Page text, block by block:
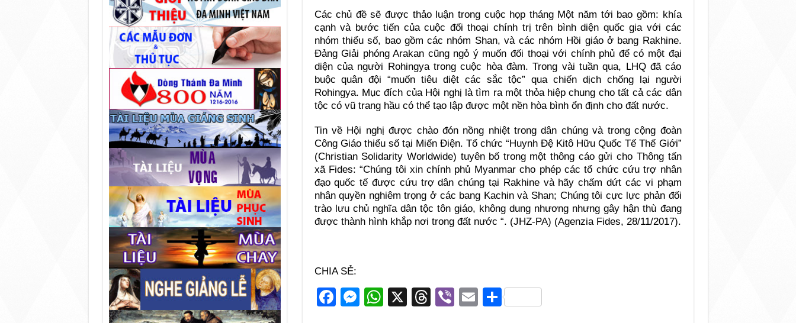
Các chủ đề sẽ được thảo luận trong cuộc họp tháng Một năm tới bao gồm: khía
cạnh và bước tiến của cuộc đối thoại chính trị trên bình diện quốc gia với các
nhóm thiểu số, bao gồm các nhóm Shan, và các nhóm Hồi giáo ở bang Rakhine.
Đảng Giải phóng Arakan cũng ngỏ ý muốn đối thoại với chính phủ để có một đại
diện của người Rohingya trong cuộc hòa đàm. Trong vài tuần qua, LHQ đã cáo
buộc quân đội “muốn tiêu diệt các sắc tộc” qua chiến dịch chống lại người
Rohingya. Mục đích của Hội nghị là tìm ra một thỏa hiệp chung cho tất cả các dân
tộc có vũ trang hầu có thể tạo lập được một nền hòa bình ổn định cho đất nước.
Tin về Hội nghị được chào đón nồng nhiệt trong dân chúng và trong cộng đoàn
Công Giáo thiểu số tại Miến Điện. Tổ chức “Huynh Đệ Kitô Hữu Quốc Tế Thế Giới”
(Christian Solidarity Worldwide) tuyên bố trong một thông cáo gửi cho Thông tấn
xã Fides: “Chúng tôi xin chính phủ Myanmar cho phép các tổ chức cứu trợ nhân
đạo quốc tế được cứu trợ dân chúng tại Rakhine và hãy chấm dứt các vi phạm
nhân quyền nghiêm trọng ở các bang Kachin và Shan; Chúng tôi cực lực phản đối
trào lưu chủ nghĩa dân tộc tôn giáo, không dung nhương nhưng gây hận thù đang
được thành hình khắp nơi trong đất nước “. (JHZ-PA) (Agenzia Fides, 28/11/2017).
CHIA SẺ:
F
M
W
X
T
Vi
E S